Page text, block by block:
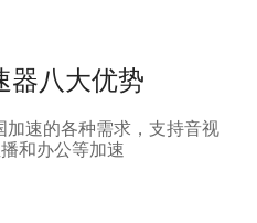
器八大优势
速的各种需求，支持音视
和办公等加速